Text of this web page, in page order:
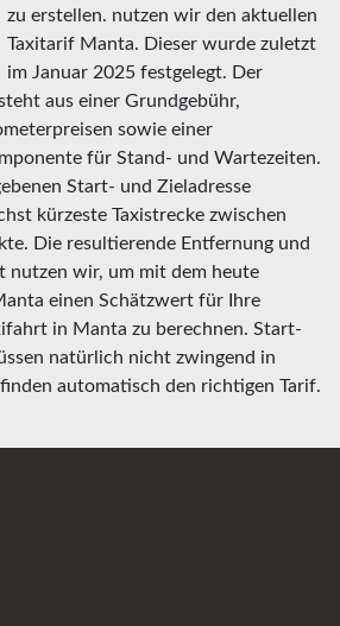
zu erstellen. nutzen wir den aktuellen
Taxitarif Manta. Dieser wurde zuletzt
im Januar 2025 festgelegt. Der
aus einer Grundgebühr,
sowie einer
für Stand- und Wartezeiten.
Start- und Zieladresse
kürzeste Taxistrecke zwischen
Die resultierende Entfernung und
nutzen wir, um mit dem heute
einen Schätzwert für Ihre
in Manta zu berechnen. Start-
natürlich nicht zwingend in
automatisch den richtigen Tarif.